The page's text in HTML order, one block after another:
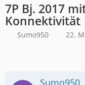
7P Bj. 2017
Konnektivität
Sumo950 22.
Sumo950